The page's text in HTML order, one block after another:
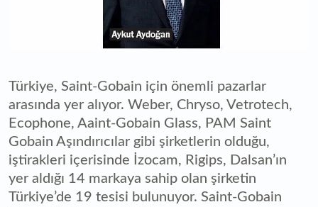
Türkiye, Saint-Gobain için önemli pazarlar
arasında yer alıyor. Weber, Chryso, Vetrotech,
Ecophone, Aaint-Gobain Glass, PAM Saint
Gobain Aşındırıcılar gibi şirketlerin olduğu,
iştirakleri içerisinde İzocam, Rigips, Dalsan’ın
yer aldığı 14 markaya sahip olan şirketin
Türkiye’de 19 tesisi bulunuyor. Saint-Gobain